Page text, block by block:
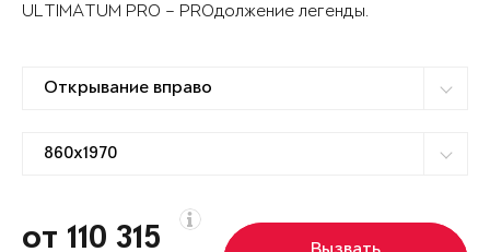
ULTIMATUM PRO – PROдолжение легенды.
от 110 315